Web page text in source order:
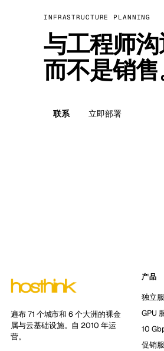
INFRASTRUCTURE PLANNING
与工程师沟
而不是销售
联系 立即部署
遍布 71 个城市和 6 个大洲的裸金
属与云基础设施。自 2010 年运
营。
产品
独立
GPU
10
促销